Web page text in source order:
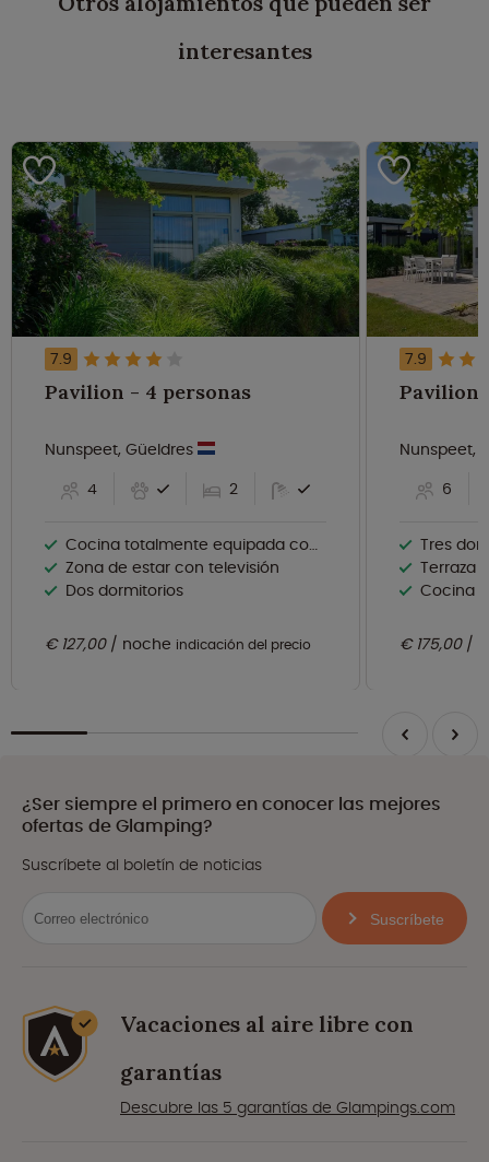
interesantes
7.9
Pavilion - 4 personas
Nunspeet, Güeldres
4
2
Cocina totalmente equipada con lavavajillas
Zona de estar con televisión
Dos dormitorios
€ 127,00 noche indicación del precio
7.9
Nunspeet,
6
Tres
Terraza
Cocina
€ 175,00
¿Ser siempre el primero en conocer las mejores
ofertas de Glamping?
Suscríbete al boletín de noticias
Suscríbete
Vacaciones al aire libre con
garantías
Descubre las 5 garantías de Glampings.com